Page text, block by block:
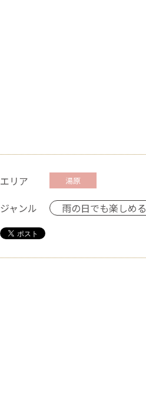
エリア 湯原
ジャンル 雨の日でも楽しめる